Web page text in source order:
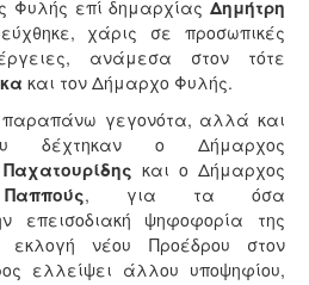
Φυλής επί δημαρχίας Δημήτρη
χάρις σε προσωπικές
ανάμεσα στον τότε
και τον Δήμαρχο Φυλής.
γεγονότα, αλλά και
δέχτηκαν ο Δήμαρχος
και ο Δήμαρχος
, για τα όσα
επεισοδιακή ψηφοφορία της
νέου Προέδρου στον
ελλείψει άλλου υποψηφίου,